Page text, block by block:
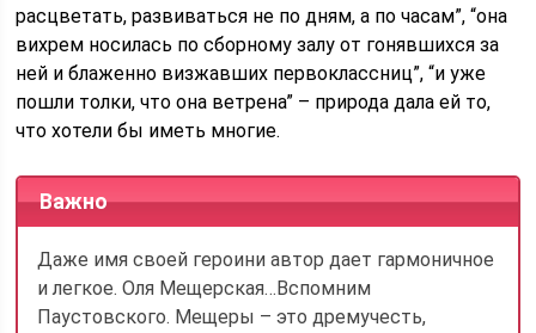
расцветать, развиваться не по дням, а по часам”, “она
вихрем носилась по сборному залу от гоняв­шихся за
ней и блаженно визжавших первоклассниц”, “и уже
пошли толки, что она ветрена” – природа дала ей то,
что хотели бы иметь многие.
Важно
Даже имя своей героини автор дает гармоничное
и легкое. Оля Мещерская…Вспомним
Паустовского. Мещеры – это дремучесть,